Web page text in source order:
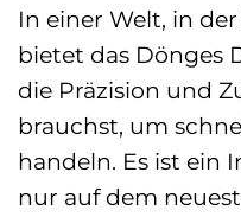
In einer Welt, in
bietet das Dönges
die Präzision und
brauchst, um
handeln. Es ist ein
nur auf dem